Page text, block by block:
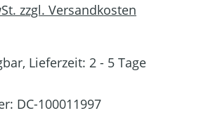
zzgl. Versandkosten
Lieferzeit: 2 - 5 Tage
DC-100011997